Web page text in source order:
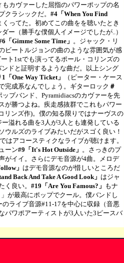
カヴァーした屈指のパワーポップの名
ラシックだ。 #4「When You Find
ってた。初めてこの曲をを聴いたとき
ー（勝手な僕個人イメージでしたが..）
「Gimme Some Time」 。ジャック・リ
ビートルジョンの曲のような雰囲気が感
ト1stでも演ってるポール・コリンズの
ドと証明するような曲だ。以上シング
1「One Way Ticket」
（ピーター・ケース
完成系なんでしょう。ギターロック ＃
プバンド、Pyramidiacsのカヴァーを先
が勝つよね。疾走感抜群でこれもパワー
リンズ作)。僕の知る限りではナーヴスの
溢れる曲を3人が3人とも連発している
ウルズのライブみたいだがスゴく良い！
はアコースティクなライブが聴けます。
ーン#9「It's Hot Outside」 。さっきのプ
がイイ。さらにデモ音源が4曲。メロデ
」 はデモ音源なのが惜しいところだ
Back And Take A Good Look」 はジャ
く良い。 #19「Are You Famous?」 もナ
が最高にポップでクール。僕バンドし
ライブ音源#11-17を中心に収録（音悪
パワポアーティストが3人いた3ピースバ